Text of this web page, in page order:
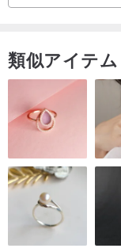
ターの色差や撮影時
多少異なる場合がご
報をご確認の上、お
➤写真の詳細を十分
着用できないほどの
かし、イメージと異
程以外での破損など
せん。
類似アイテム